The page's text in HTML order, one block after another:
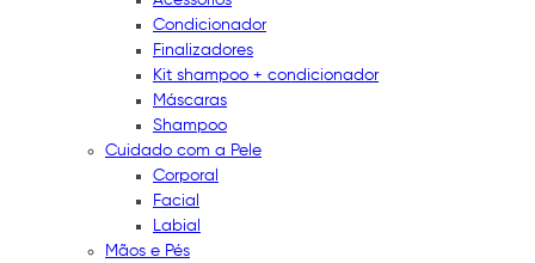
Condicionador
Finalizadores
Kit shampoo + condicionador
Máscaras
Shampoo
Cuidado com a Pele
Corporal
Facial
Labial
Mãos e Pés